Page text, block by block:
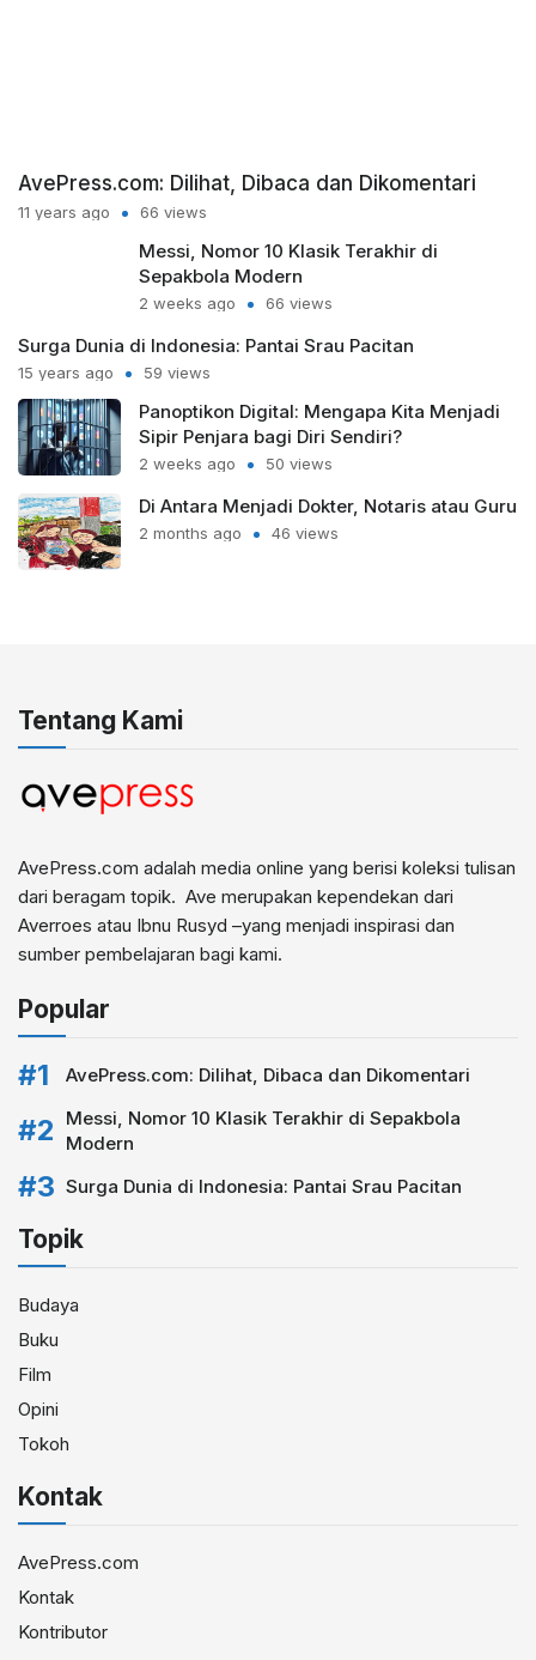
AvePress.com: Dilihat, Dibaca dan Dikomentari
11 years ago 66 views
Messi, Nomor 10 Klasik Terakhir di
Sepakbola Modern
2 weeks ago 66 views
Surga Dunia di Indonesia: Pantai Srau Pacitan
15 years ago 59 views
Panoptikon Digital: Mengapa Kita Menjadi
Sipir Penjara bagi Diri Sendiri?
2 weeks ago 50 views
Di Antara Menjadi Dokter, Notaris atau Guru
2 months ago 46 views
Tentang Kami
AvePress.com adalah media online yang berisi koleksi tulisan
dari beragam topik. Ave merupakan kependekan dari
Averroes atau Ibnu Rusyd –yang menjadi inspirasi dan
sumber pembelajaran bagi kami.
Popular
AvePress.com: Dilihat, Dibaca dan Dikomentari
Messi, Nomor 10 Klasik Terakhir di Sepakbola
Modern
Surga Dunia di Indonesia: Pantai Srau Pacitan
Topik
Budaya
Buku
Film
Opini
Tokoh
Kontak
AvePress.com
Kontak
Kontributor